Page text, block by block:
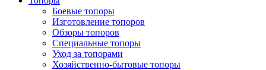
Боевые топоры
Изготовление топоров
Обзоры топоров
Специальные топоры
Уход за топорами
Хозяйственно-бытовые топоры